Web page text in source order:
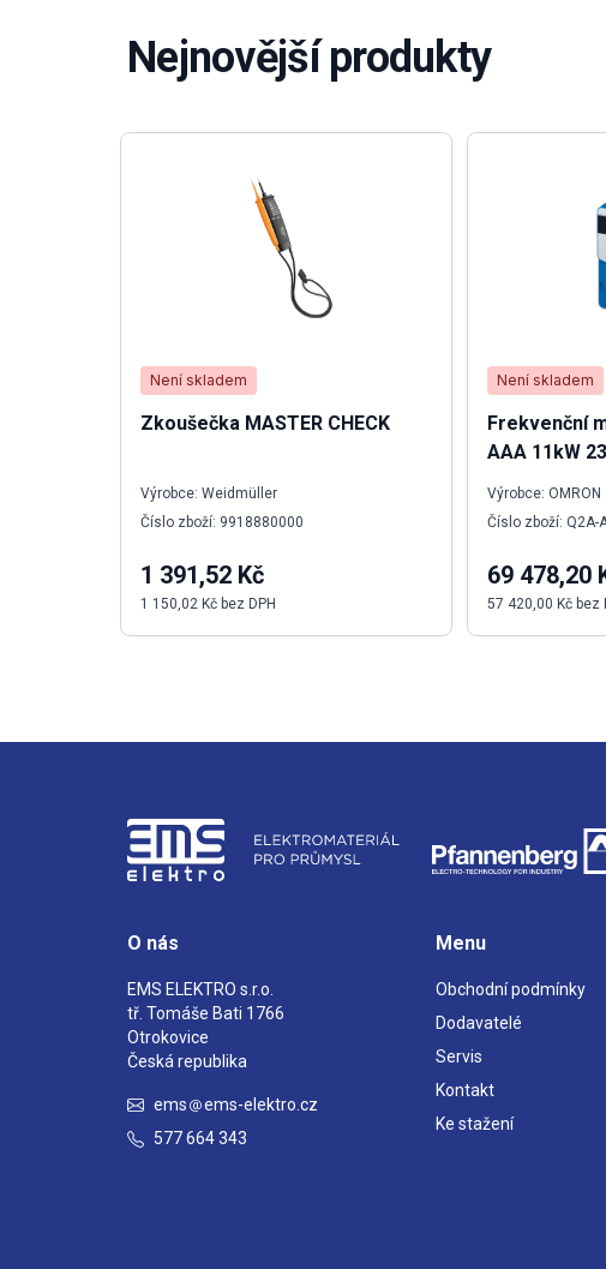
Nejnovější produkty
Není skladem
Zkoušečka MASTER CHECK
Výrobce: Weidmüller
Číslo zboží: 9918880000
1 391,52 Kč
1 150,02 Kč bez DPH
Není skladem
Frekvenční
AAA 11kW
Výrobce: OMRON
Číslo zboží: Q2A-
69 478,20
57 420,00 Kč bez
O nás
EMS ELEKTRO s.r.o.
tř. Tomáše Bati 1766
Otrokovice
Česká republika
ems
ems-elektro.cz
577 664 343
Menu
Obchodní podmínky
Dodavatelé
Servis
Kontakt
Ke stažení